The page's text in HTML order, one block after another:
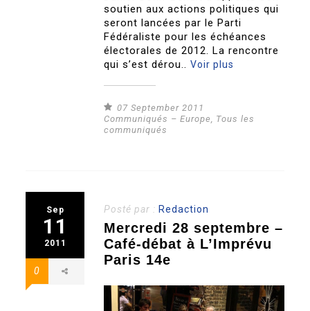
soutien aux actions politiques qui
seront lancées par le Parti
Fédéraliste pour les échéances
électorales de 2012. La rencontre
qui s’est dérou..Voir plus
07 September 2011
Communiqués – Europe, Tous les
communiqués
Sep
11
2011
0
Posté par : Redaction
Mercredi 28 septembre –
Café-débat à L’Imprévu
Paris 14e